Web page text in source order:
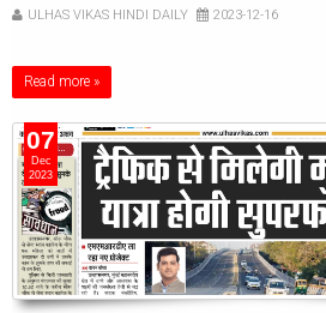
ULHAS VIKAS HINDI DAILY 2023-12-16
Read more »
07
Dec
2023